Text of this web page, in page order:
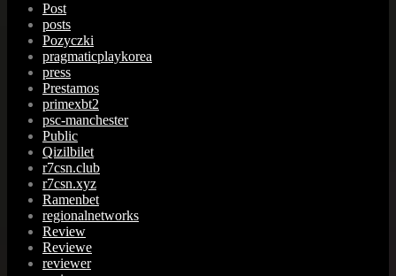
Post
posts
Pozyczki
pragmaticplaykorea
press
Prestamos
primexbt2
psc-manchester
Public
Qizilbilet
r7csn.club
r7csn.xyz
Ramenbet
regionalnetworks
Review
Reviewe
reviewer